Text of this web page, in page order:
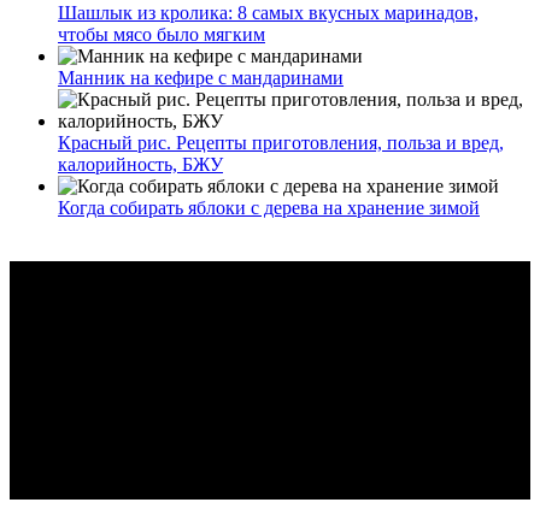
Шашлык из кролика: 8 самых вкусных маринадов,
чтобы мясо было мягким
Манник на кефире с мандаринами
Красный рис. Рецепты приготовления, польза и вред,
калорийность, БЖУ
Когда собирать яблоки с дерева на хранение зимой